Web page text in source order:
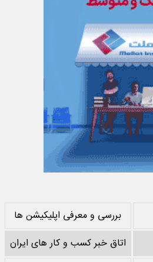
بررسی و معرفی اپلیکیشن ها
اتاق خبر کسب و کار های ایران